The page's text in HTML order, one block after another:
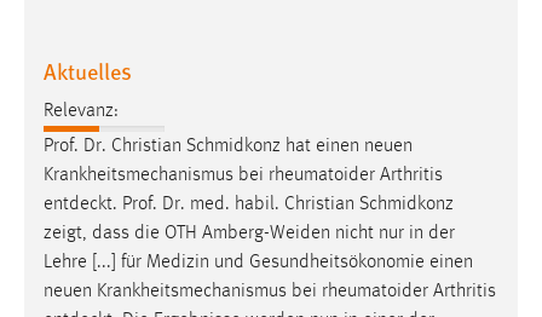
Aktuelles
Relevanz:
Prof. Dr. Christian Schmidkonz hat einen neuen
Krankheitsmechanismus bei rheumatoider Arthritis
entdeckt. Prof. Dr. med. habil. Christian Schmidkonz
zeigt, dass die OTH Amberg-Weiden nicht nur in der
Lehre [...] für Medizin und Gesundheitsökonomie einen
neuen Krankheitsmechanismus bei rheumatoider Arthritis
chat-frame-style-5e9dbeb1811c0446
Zweck:
Wird benötigt um die Chatfunktion nutzen zu können.
Cookie Laufzeit:
5e9dbeb1811c0446 = Sitzungslaufzeit, mibew_locale = 3
Jahre, MIBEW_UserID = 1 Jahr